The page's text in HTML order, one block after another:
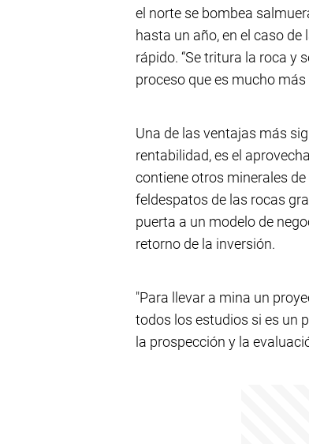
el norte se bombea
hasta un año, en el caso
rápido. “Se tritura la roca y
proceso que es mucho más
Una de las ventajas más
rentabilidad, es el
contiene otros minerales
feldespatos de las rocas
puerta a un modelo de
retorno de la inversión.
"Para llevar a mina un
todos los estudios si es un
la prospección y la